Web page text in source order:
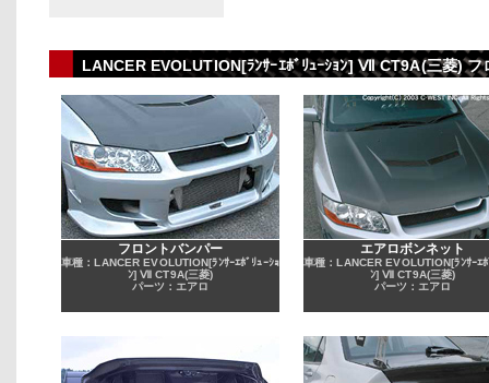
LANCER EVOLUTION[ﾗﾝｻｰｴﾎﾞﾘｭｰｼｮﾝ] Ⅶ CT9A(三菱)
フロントバンパー
車種：LANCER EVOLUTION[ﾗﾝｻｰｴﾎﾞﾘｭｰｼｮ
ﾝ] Ⅶ CT9A(三菱)
パーツ：エアロ
エアロボンネット
車種：LANCER EVOLUTION[ﾗﾝｻｰｴﾎ
ﾝ] Ⅶ CT9A(三菱)
パーツ：エアロ